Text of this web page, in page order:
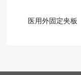
医用外固定夹板